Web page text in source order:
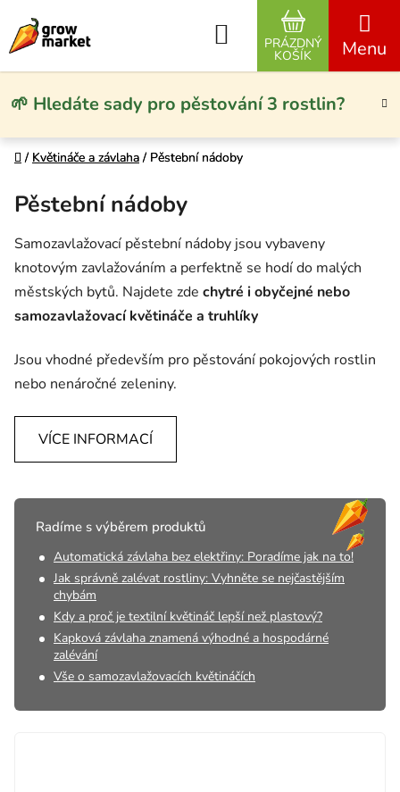
🌱 Hledáte sady pro pěstování 3 rostlin?
Hledat
NÁKUPNÍ
PRÁZDNÝ
KOŠÍK
Domů
/ Květináče a závlaha / Pěstební nádoby
Domů
/ Květináče a závlaha / Pěstební nádoby
Pěstební nádoby
Samozavlažovací pěstební nádoby jsou vybaveny
knotovým zavlažováním a perfektně se hodí do malých
městských bytů. Najdete zde chytré i obyčejné nebo
samozavlažovací květináče a truhlíky
Jsou vhodné především pro pěstování pokojových rostlin
nebo nenáročné zeleniny.
VÍCE INFORMACÍ
Radíme s výběrem produktů
Automatická závlaha bez elektřiny: Poradíme jak na to!
Jak správně zalévat rostliny: Vyhněte se nejčastějším
chybám
Kdy a proč je textilní květináč lepší než plastový?
Kapková závlaha znamená výhodné a hospodárné
zalévání
Vše o samozavlažovacích květináčích